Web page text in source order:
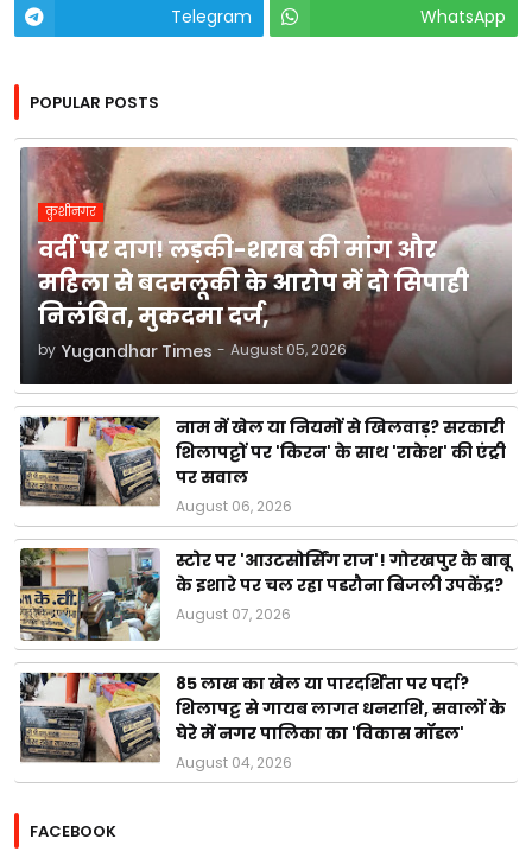
Telegram
WhatsApp
POPULAR POSTS
कुशीनगर
वर्दी पर दाग! लड़की-शराब की मांग और
महिला से बदसलूकी के आरोप में दो सिपाही
निलंबित, मुकदमा दर्ज,
by Yugandhar Times - August 05, 2026
नाम में खेल या नियमों से खिलवाड़? सरकारी
शिलापट्टों पर 'किरन' के साथ 'राकेश' की एंट्री
पर सवाल
August 06, 2026
स्टोर पर 'आउटसोर्सिंग राज'! गोरखपुर के बाबू
के इशारे पर चल रहा पडरौना बिजली उपकेंद्र?
August 07, 2026
85 लाख का खेल या पारदर्शिता पर पर्दा?
शिलापट्ट से गायब लागत धनराशि, सवालों के
घेरे में नगर पालिका का 'विकास मॉडल'
August 04, 2026
FACEBOOK